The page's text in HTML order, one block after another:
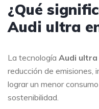
¿Qué
Audi ultra
La tecnología Audi ultra
reducción de emisiones,
lograr un menor
sostenibilidad.